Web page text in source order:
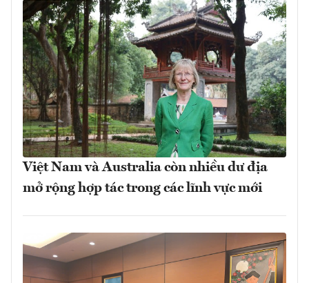
Việt Nam và Australia còn nhiều dư địa
mở rộng hợp tác trong các lĩnh vực mới